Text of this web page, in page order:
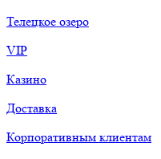
Телецкое озеро
VIP
Казино
Доставка
Корпоративным клиентам